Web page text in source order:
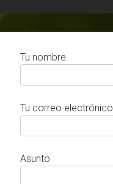
Tu nombre
Tu correo electrónico
Asunto